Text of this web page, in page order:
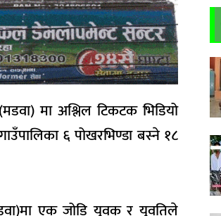
मा अश्लिल टिकटक भिडियो
६ पोखरभिण्डा बस्ने १८
एक जोडि युवक र युवतिले